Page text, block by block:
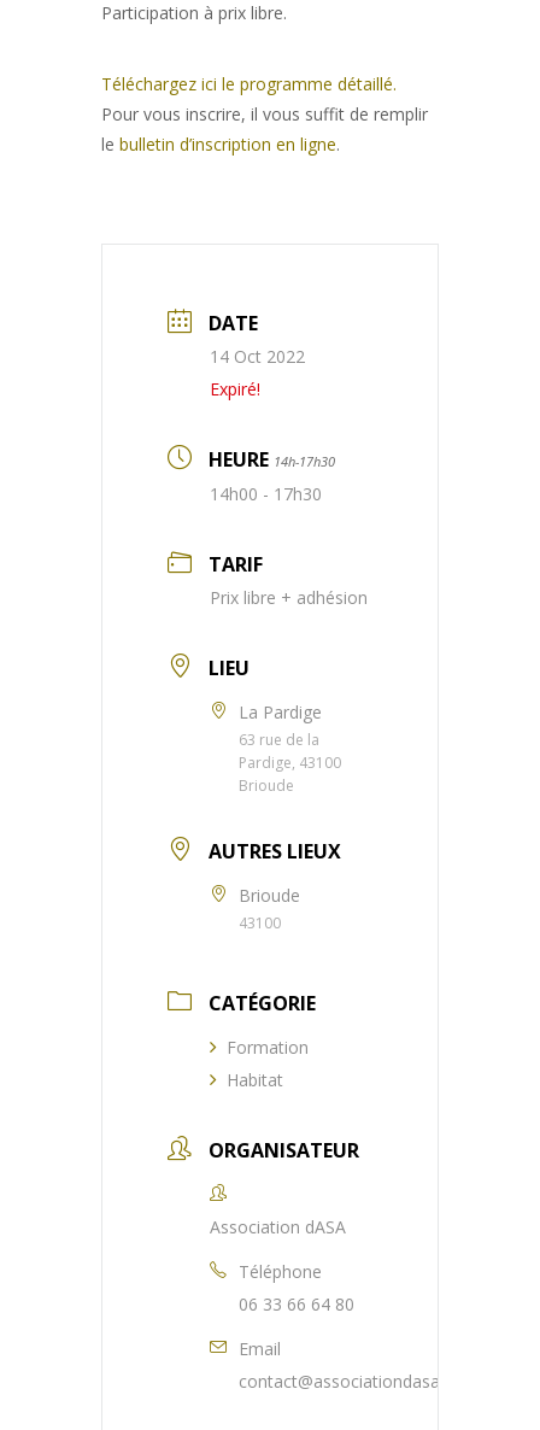
Participation à prix libre.
Téléchargez ici le programme détaillé.
Pour vous inscrire, il vous suffit de remplir
le bulletin d’inscription en ligne.
DATE
14 Oct 2022
Expiré!
HEURE 14h-17h30
14h00 - 17h30
TARIF
Prix libre + adhésion
LIEU
La Pardige
63 rue de la
Pardige, 43100
Brioude
AUTRES LIEUX
Brioude
43100
CATÉGORIE
Formation
Habitat
ORGANISATEUR
Association dASA
Téléphone
06 33 66 64 80
Email
contact@associationdasa.fr